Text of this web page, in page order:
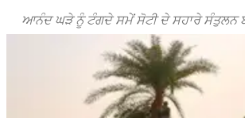
ਆਨੰਦ ਘੜੇ ਨੂੰ ਟੰਗਦੇ ਸਮੇਂ ਸੋਟੀ ਦੇ ਸਹਾਰੇ ਸੰਤੁਲਨ